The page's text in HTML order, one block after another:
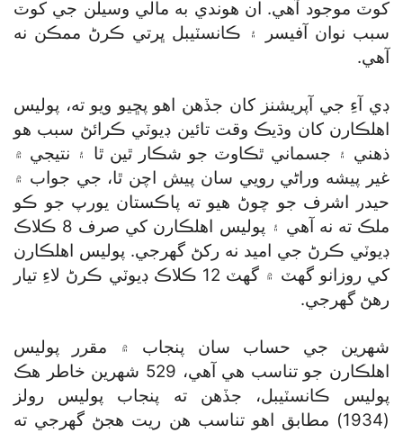
کوٽ موجود آهي. ان هوندي به مالي وسيلن جي کوٽ
سبب نوان آفيسر ۽ ڪانسٽيبل ڀرتي ڪرڻ ممڪن نه
آهي.
ڊي آءِ جي آپريشنز کان جڏهن اهو پڇيو ويو ته، پوليس
اهلڪارن کان وڌيڪ وقت تائين ڊيوٽي ڪرائڻ سبب هو
ذهني ۽ جسماني ٿڪاوٽ جو شڪار ٿين ٿا ۽ نتيجي ۾
غير پيشه وراڻي رويي سان پيش اچن ٿا، جي جواب ۾
حيدر اشرف جو چوڻ هيو ته پاڪستان يورپ جو ڪو
ملڪ ته نه آهي ۽ پوليس اهلڪارن کي صرف 8 ڪلاڪ
ڊيوٽي ڪرڻ جي اميد نه رکڻ گھرجي. پوليس اهلڪارن
کي روزانو گھٽ ۾ گھٽ 12 ڪلاڪ ڊيوٽي ڪرڻ لاءِ تيار
رهڻ گھرجي.
شهرين جي حساب سان پنجاب ۾ مقرر پوليس
اهلڪارن جو تناسب هي آهي، 529 شهرين خاطر هڪ
پوليس ڪانسٽيبل، جڏهن ته پنجاب پوليس رولز
(1934) مطابق اهو تناسب هن ريت هجڻ گھرجي ته